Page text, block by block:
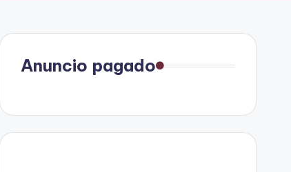
Anuncio pagado